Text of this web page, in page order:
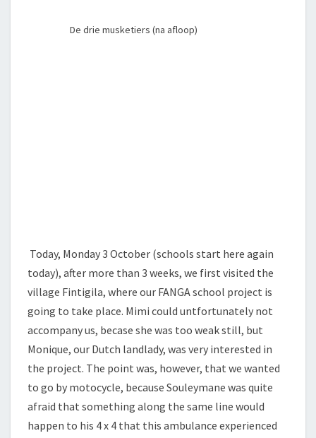
De drie musketiers (na afloop)
Today, Monday 3 October (schools start here again
today), after more than 3 weeks, we first visited the
village Fintigila, where our FANGA school project is
going to take place. Mimi could untfortunately not
accompany us, becase she was too weak still, but
Monique, our Dutch landlady, was very interested in
the project. The point was, however, that we wanted
to go by motocycle, because Souleymane was quite
afraid that something along the same line would
happen to his 4 x 4 that this ambulance experienced